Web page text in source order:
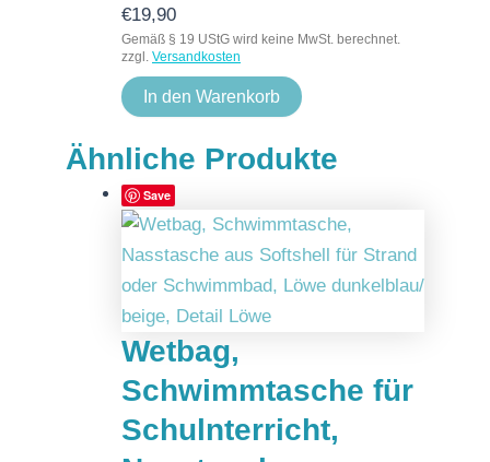
€19,90
Gemäß § 19 UStG wird keine MwSt. berechnet.
zzgl. Versandkosten
In den Warenkorb
Ähnliche Produkte
Save
Wetbag,
Schwimmtasche für
Schulnterricht,